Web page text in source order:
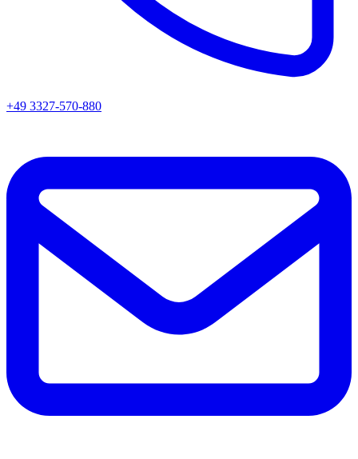
+49 3327-570-880